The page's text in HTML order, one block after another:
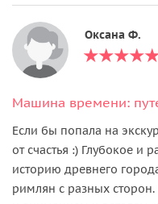
Оксана Ф.
Машина времени:
Если бы попала на
от счастья :) Глубокое и
историю древнего
римлян с разных